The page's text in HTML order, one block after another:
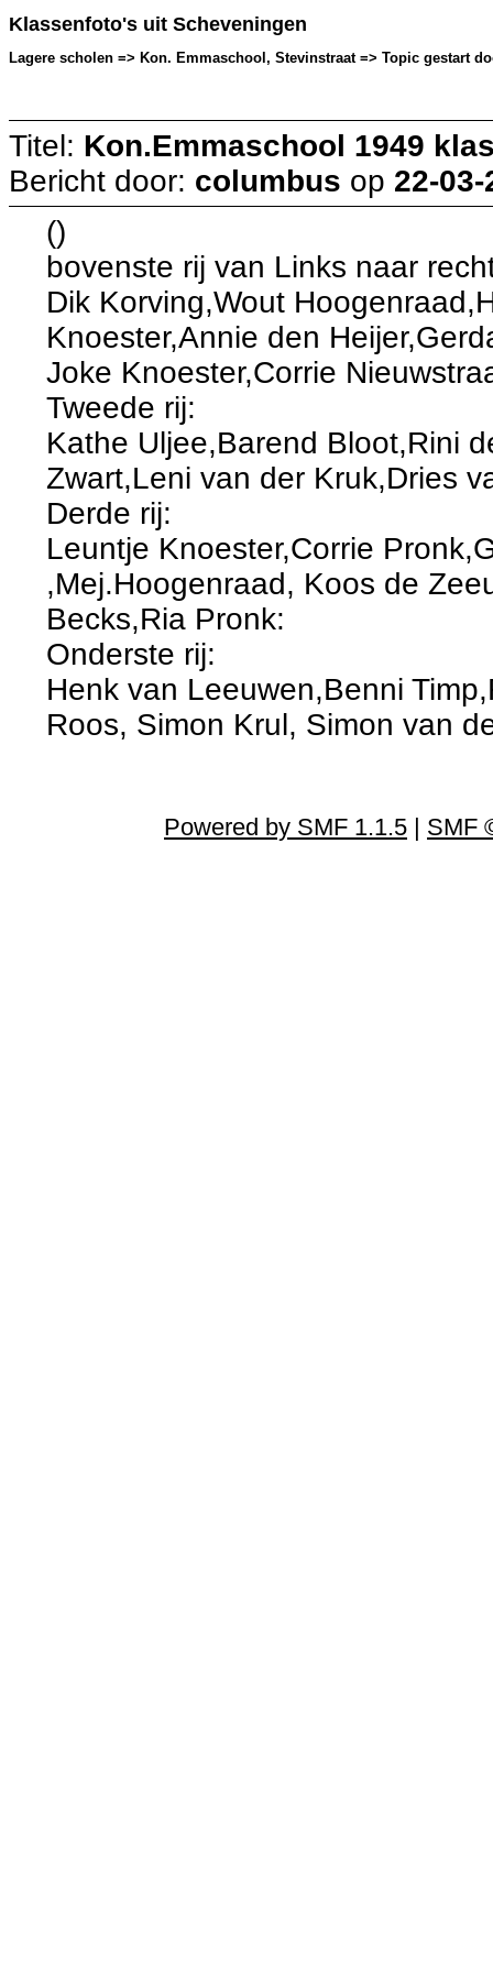
Klassenfoto's uit Scheveningen
Lagere scholen => Kon. Emmaschool, Stevinstraat => Topic gestart
Titel: Kon.Emmaschool 1949
Bericht door: columbus op 22-
()
bovenste rij van Links naar
Dik Korving,Wout
Knoester,Annie den
Joke Knoester,Corrie
Tweede rij:
Kathe Uljee,Barend Bloot,Rini
Zwart,Leni van der Kruk,Dries
Derde rij:
Leuntje Knoester,Corrie
,Mej.Hoogenraad, Koos de
Becks,Ria Pronk:
Onderste rij:
Henk van Leeuwen,Benni
Roos, Simon Krul, Simon van
Powered by SMF 1.1.5 | SMF